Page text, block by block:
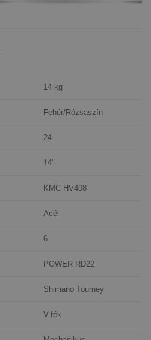
14 kg
Fehér/Rózsaszín
24
14"
KMC HV408
Acél
6
POWER RD22
Shimano Tourney
V-fék